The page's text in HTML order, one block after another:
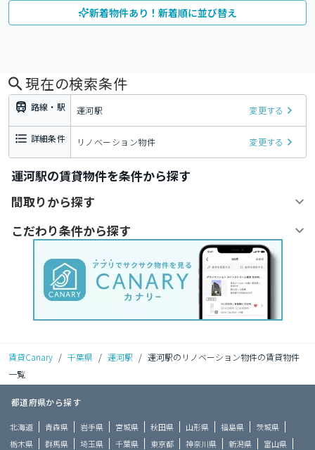
新着物件あり！新着順に並び替え
現在の検索条件
路線・駅 運河駅 変更する
詳細条件 リノベーション物件 変更する
運河駅の賃貸物件を条件から探す
間取りから探す
こだわり条件から探す
賃貸Canary / 千葉県 / 運河駅 / 運河駅のリノベーション物件の賃貸物件
一覧
都道府県から探す
北海道 青森県 岩手県 宮城県 秋田県 山形県 福島県
茨城県
栃木県
群馬県 埼玉県 千葉県 東京都 神奈川県 新潟県
富山県